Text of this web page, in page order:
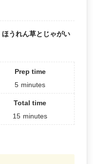
ほうれん草とじゃがい
Prep time
5 minutes
Total time
15 minutes